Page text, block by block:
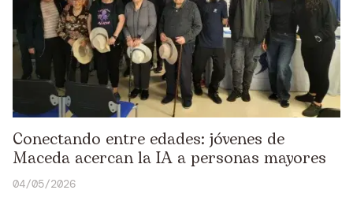
Conectando entre edades: jóvenes de
Maceda acercan la IA a personas mayores
04/05/2026